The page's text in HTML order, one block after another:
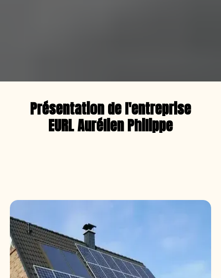
Présentation de l'entreprise
EURL Aurélien Philippe